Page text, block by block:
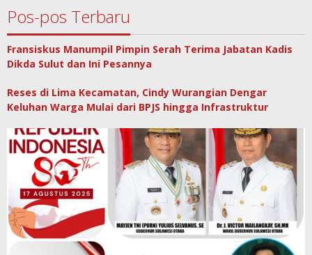
Pos-pos Terbaru
Fransiskus Manumpil Pimpin Serah Terima Jabatan Kadis
Dikda Sulut dan Ini Pesannya
Reses di Lima Kecamatan, Cindy Wurangian Dengar
Keluhan Warga Mulai dari BPJS hingga Infrastruktur